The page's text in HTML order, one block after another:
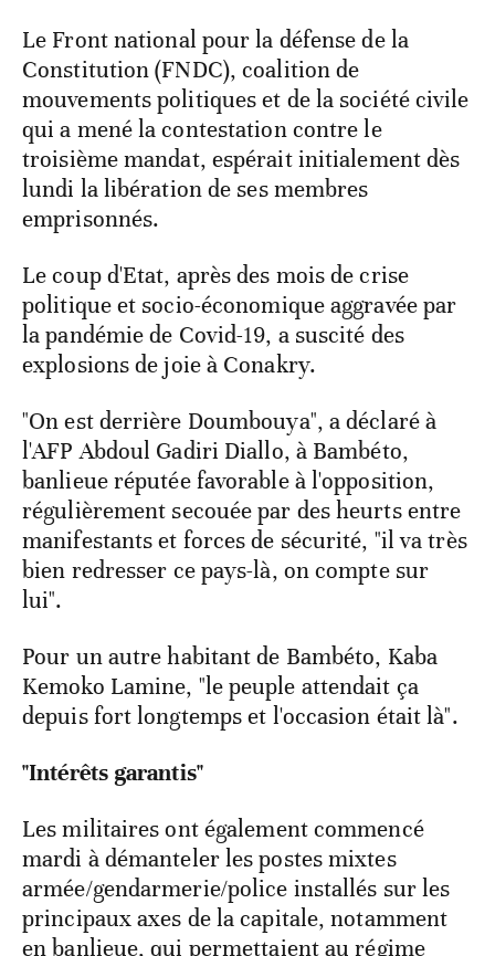
Le Front national pour la défense de la
Constitution (FNDC), coalition de
mouvements politiques et de la société civile
qui a mené la contestation contre le
troisième mandat, espérait initialement dès
lundi la libération de ses membres
emprisonnés.
Le coup d'Etat, après des mois de crise
politique et socio-économique aggravée par
la pandémie de Covid-19, a suscité des
explosions de joie à Conakry.
"On est derrière Doumbouya", a déclaré à
l'AFP Abdoul Gadiri Diallo, à Bambéto,
banlieue réputée favorable à l'opposition,
régulièrement secouée par des heurts entre
manifestants et forces de sécurité, "il va très
bien redresser ce pays-là, on compte sur
lui".
Pour un autre habitant de Bambéto, Kaba
Kemoko Lamine, "le peuple attendait ça
depuis fort longtemps et l'occasion était là".
"Intérêts garantis"
Les militaires ont également commencé
mardi à démanteler les postes mixtes
armée/gendarmerie/police installés sur les
principaux axes de la capitale, notamment
en banlieue, qui permettaient au régime